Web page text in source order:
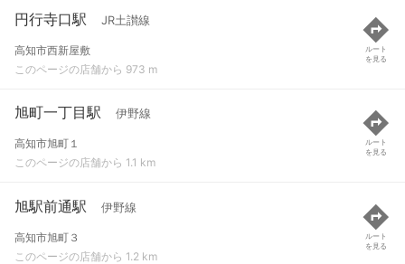
円行寺口駅 JR土讃線
高知市西新屋敷
このページの店舗から 973 m
ルート
を見る
旭町一丁目駅 伊野線
高知市旭町１
このページの店舗から 1.1 km
ルート
を見る
旭駅前通駅 伊野線
高知市旭町３
このページの店舗から 1.2 km
ルート
を見る